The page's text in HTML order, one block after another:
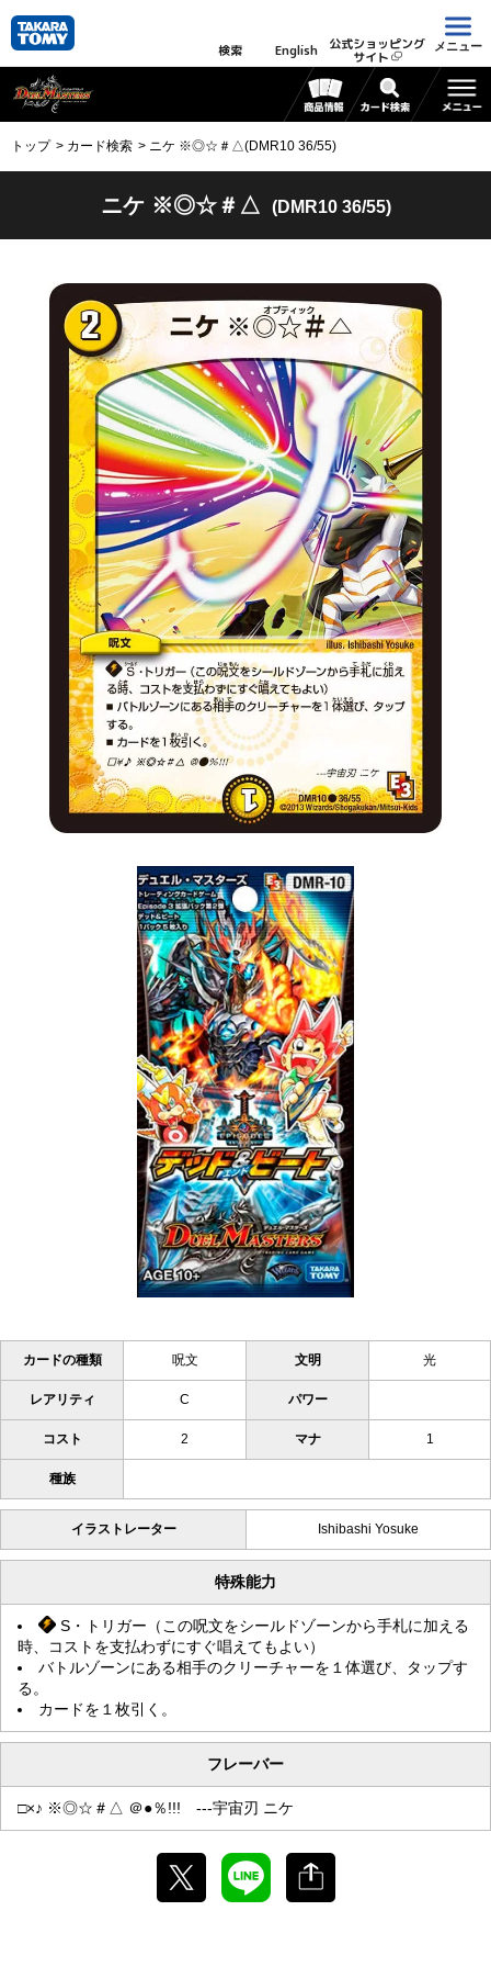
検索 English 公式ショッピング
サイト
メニュー
トップ カード検索 ニケ ※◎☆＃△(DMR10 36/55)
ニケ ※◎☆＃△ (DMR10 36/55)
カードの種類 呪文 文明 光
レアリティ C パワー
コスト 2 マナ 1
種族
イラストレーター Ishibashi Yosuke
特殊能力
S・トリガー（この呪文をシールドゾーンから手札に加える
時、コストを支払わずにすぐ唱えてもよい）
バトルゾーンにある相手のクリーチャーを１体選び、タップす
る。
カードを１枚引く。
フレーバー
□×♪ ※◎☆＃△ ＠●％!!! ---宇宙刃 ニケ